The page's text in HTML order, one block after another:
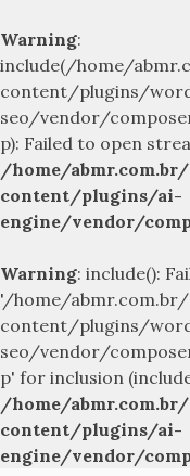
Warning:
include(/home/
content/plugins/
seo/vendor/
p): Failed to open
/home/
content/plugins/ai-
engine/vendor/
Warning: include():
'/home/
content/plugins/
seo/vendor/
p' for inclusion
/home/
content/plugins/ai-
engine/vendor/